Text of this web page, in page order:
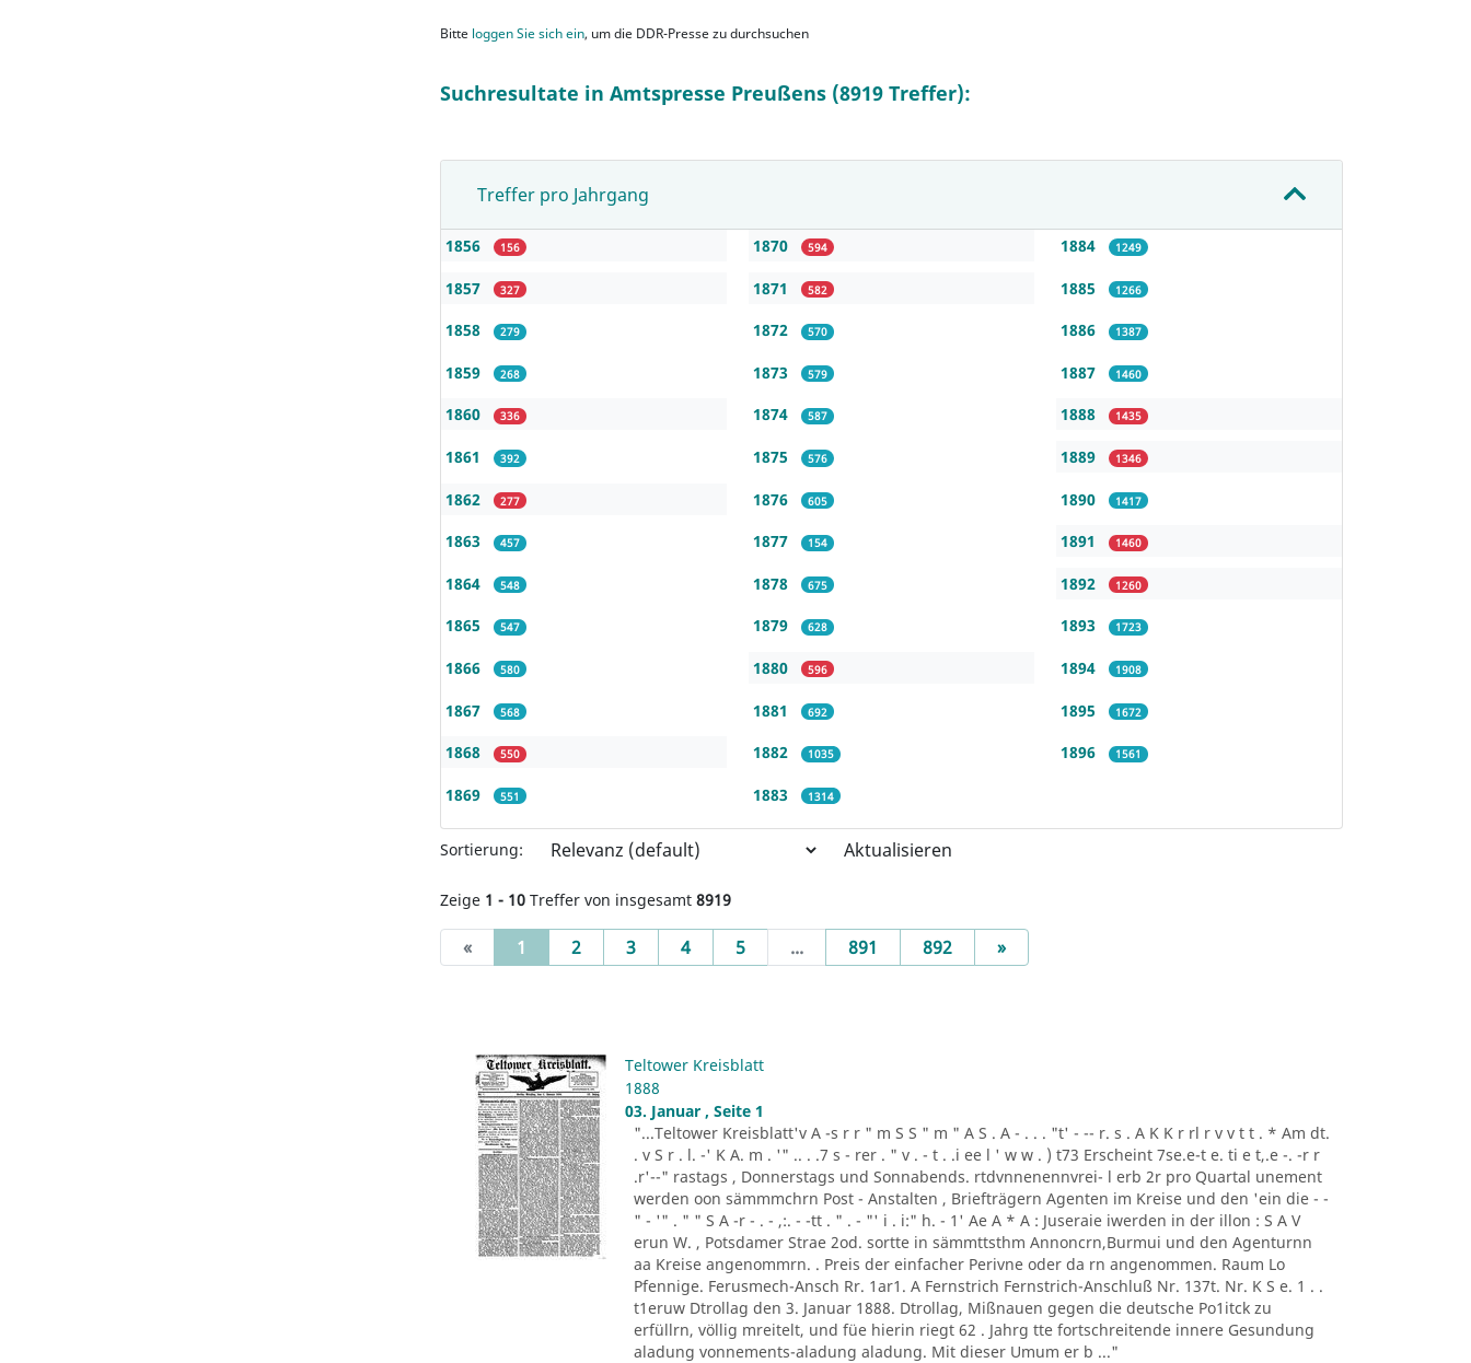
Bitte loggen Sie sich ein, um die DDR-Presse zu durchsuchen
Suchresultate in Amtspresse Preußens (8919 Treffer):
Treffer pro Jahrgang
1856 156
1857 327
1858 279
1859 268
1860 336
1861 392
1862 277
1863 457
1864 548
1865 547
1866 580
1867 568
1868 550
1869 551
1870 594
1871 582
1872 570
1873 579
1874 587
1875 576
1876 605
1877 154
1878 675
1879 628
1880 596
1881 692
1882 1035
1883 1314
1884 1249
1885 1266
1886 1387
1887 1460
1888 1435
1889 1346
1890 1417
1891 1460
1892 1260
1893 1723
1894 1908
1895 1672
1896 1561
Sortierung: Aktualisieren
Zeige 1 - 10 Treffer von insgesamt 8919
« 1 (current)
2 3 4 5 ... 891 892 »Next
Teltower Kreisblatt
1888
03. Januar , Seite 1
"...Teltower Kreisblatt'v A -s r r " m S S " m " A S . A - . . . "t' - -- r. s . A K K r rl r v v t t . * Am dt.
. v S r . l. -' K A. m . '" .. . .7 s - rer . " v . - t . .i ee l ' w w . ) t73 Erscheint 7se.e-t e. ti e t,.e -. -r r
.r'--" rastags , Donnerstags und Sonnabends. rtdvnnenennvrei- l erb 2r pro Quartal unement
werden oon sämmmchrn Post - Anstalten , Briefträgern Agenten im Kreise und den 'ein die - -
" - '" . " " S A -r - . - ,:. - -tt . " . - "' i . i:" h. - 1' Ae A * A : Juseraie iwerden in der illon : S A V
erun W. , Potsdamer Strae 2od. sortte in sämmttsthm Annoncrn,Burmui und den Agenturnn
aa Kreise angenommrn. . Preis der einfacher Perivne oder da rn angenommen. Raum Lo
Pfennige. Ferusmech-Ansch Rr. 1ar1. A Fernstrich Fernstrich-Anschluß Nr. 137t. Nr. K S e. 1 . .
t1eruw Dtrollag den 3. Januar 1888. Dtrollag, Mißnauen gegen die deutsche Po1itck zu
erfüllrn, völlig mreitelt, und füe hierin riegt 62 . Jahrg tte fortschreitende innere Gesundung
aladung vonnements-aladung aladung. Mit dieser Umum er b ..."